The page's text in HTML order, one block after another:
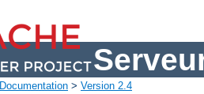
Documentation > Version 2.4